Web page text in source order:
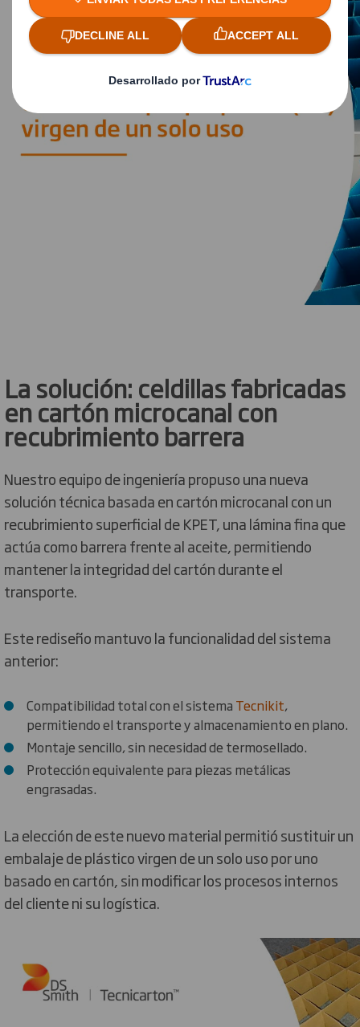
La solución: celdillas fabricadas
en cartón microcanal con
recubrimiento barrera
Nuestro equipo de ingeniería propuso una nueva
solución técnica basada en cartón microcanal con un
recubrimiento superficial de KPET, una lámina fina que
actúa como barrera frente al aceite, permitiendo
mantener la integridad del cartón durante el
transporte.
Este rediseño mantuvo la funcionalidad del sistema
anterior:
Compatibilidad total con el sistema Tecnikit,
permitiendo el transporte y almacenamiento en plano.
Montaje sencillo, sin necesidad de termosellado.
Protección equivalente para piezas metálicas
engrasadas.
La elección de este nuevo material permitió sustituir un
embalaje de plástico virgen de un solo uso por uno
basado en cartón, sin modificar los procesos internos
del cliente ni su logística.